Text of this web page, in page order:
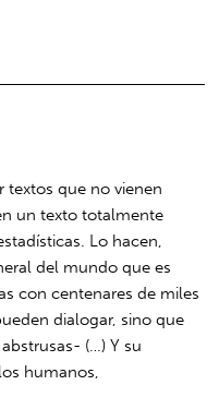
textos que no vienen
un texto totalmente
Lo hacen,
del mundo que es
con centenares de miles
dialogar, sino que
(…) Y su
humanos,